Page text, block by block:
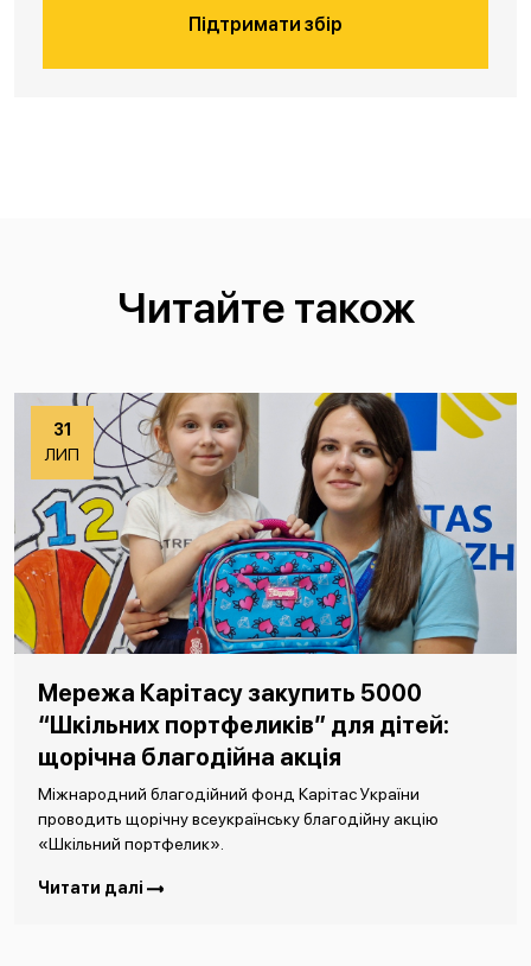
Підтримати збір
Читайте також
31
ЛИП
Мережа Карітасу закупить 5000
“Шкільних портфеликів” для дітей:
щорічна благодійна акція
Міжнародний благодійний фонд Карітас України
проводить щорічну всеукраїнську благодійну акцію
«Шкільний портфелик».
Читати далі